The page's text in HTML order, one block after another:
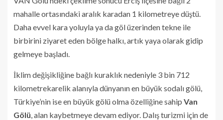
mahalle ortasındaki aralık karadan 1 kilometreye düştü.
Daha evvel kara yoluyla ya da göl üzerinden tekne ile
birbirini ziyaret eden bölge halkı, artık yaya olarak gidip
gelmeye başladı.
İklim değişikliğine bağlı kuraklık nedeniyle 3 bin 712
kilometrekarelik alanıyla dünyanın en büyük sodalı gölü,
Türkiye’nin ise en büyük gölü olma özelliğine sahip Van
Gölü, alan kaybetmeye devam ediyor. Dalış turizmi için de